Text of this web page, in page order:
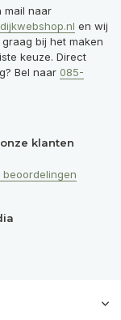
mail naar
en wij
bij het maken
keuze. Direct
Bel naar 085-
klanten
beoordelingen